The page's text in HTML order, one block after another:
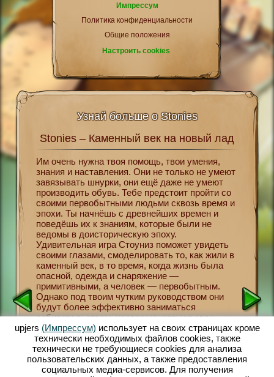
Импрессум
Политика конфиденциальности
Общие положения
Настроить cookies
Узнай больше о Stonies
нужен
В
чтобы
с
на
Stonies – Каменный век на новый лад
Им очень нужна твоя помощь, твои умения,
знания и наставления. Они не только не умеют
завязывать шнурки, они ещё даже не умеют
производить обувь. Тебе предстоит пройти со
своими первобытными людьми сквозь время и
эпохи. Ты начнёшь с древнейших времен и
поведёшь их к знаниям, которые были не
ведомы в доисторическую эпоху.
Удивительная игра Стоуниз поможет увидеть
своими глазами, смоделировать то, как жили в
каменный век, в то время, когда жизнь была
опасной, одежда и снаряжение —
примитивными, а человек — первобытным.
Однако под твоим чутким руководством они
будут более эффективно заниматься
собирательством, усовершенствуют свои
охотничьи навыки и применяемые орудия
труда. Постепенно на смену каменному веку
придет бронзовый, орудия станут сложнее,
появятся не только первые развитые
поселения, но и первые производства. Будет
играя
upjers (Импрессум) использует на своих страницах кроме
технически необходимых файлов сookies, также
технически не требующиеся cookies для анализа
пользовательских данных, а также предоставления
социальных медиа-сервисов. Для получения